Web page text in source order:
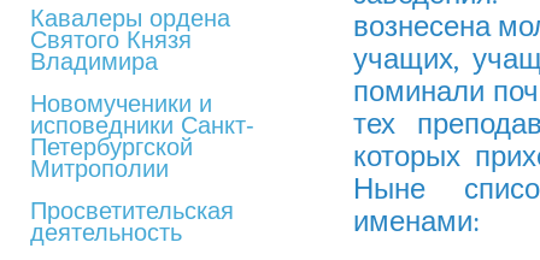
Кавалеры ордена
Святого Князя
Владимира
Новомученики и
исповедники Санкт-
Петербургской
Митрополии
Просветительская
деятельность
вознесена
учащих,
поминали
тех
которых
Ныне
именами: